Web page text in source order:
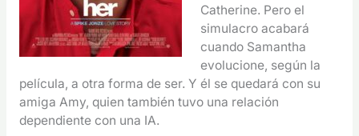
Catherine. Pero el
simulacro acabará
cuando Samantha
evolucione, según la
película, a otra forma de ser. Y él se quedará con su
amiga Amy, quien también tuvo una relación
dependiente con una IA.